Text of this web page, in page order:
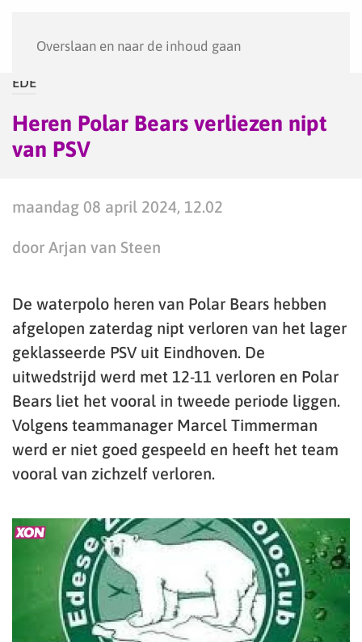
Overslaan en naar de inhoud gaan
EDE
Heren Polar Bears verliezen nipt
van PSV
maandag 08 april 2024, 12.02
door Arjan van Steen
De waterpolo heren van Polar Bears hebben
afgelopen zaterdag nipt verloren van het lager
geklasseerde PSV uit Eindhoven. De
uitwedstrijd werd met 12-11 verloren en Polar
Bears liet het vooral in tweede periode liggen.
Volgens teammanager Marcel Timmerman
werd er niet goed gespeeld en heeft het team
vooral van zichzelf verloren.